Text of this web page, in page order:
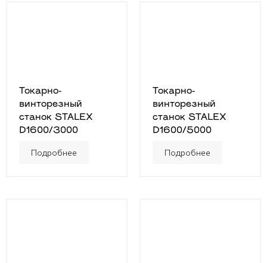
Токарно-
винторезный
станок STALEX
D1600/3000
Подробнее
Токарно-
винторезный
станок STALEX
D1600/5000
Подробнее